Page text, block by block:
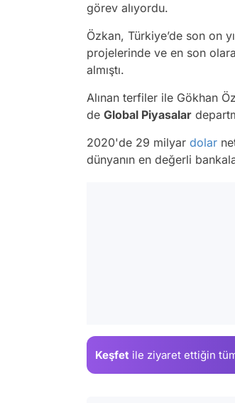
görev alıyordu.
Özkan, Türkiye’de son on
projelerinde ve en son
almıştı.
Alınan terfiler ile Gökhan
de Global Piyasalar
2020'de 29 milyar dolar
dünyanın en değerli
Keşfet ile ziyaret ettiğin